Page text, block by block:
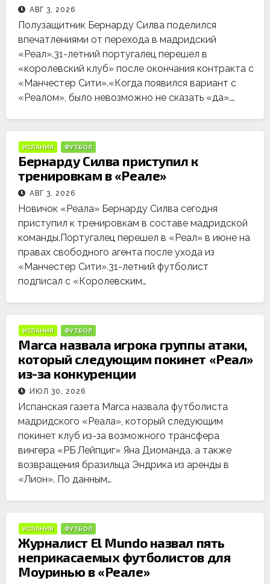
АВГ 3, 2026
Полузащитник Бернарду Силва поделился
впечатлениями от перехода в мадридский
«Реал».31-летний португалец перешел в
«королевский клуб» после окончания контракта с
«Манчестер Сити».«Когда появился вариант с
«Реалом», было невозможно не сказать «да».…
ИСПАНИЯ ФУТБОЛ
Бернарду Силва приступил к
тренировкам в «Реале»
АВГ 3, 2026
Новичок «Реала» Бернарду Силва сегодня
приступил к тренировкам в составе мадридской
команды.Португалец перешел в «Реал» в июне на
правах свободного агента после ухода из
«Манчестер Сити».31-летний футболист
подписал с «Королевским…
ИСПАНИЯ ФУТБОЛ
Marca назвала игрока группы атаки,
который следующим покинет «Реал»
из-за конкуренции
ИЮЛ 30, 2026
Испанская газета Marca назвала футболиста
мадридского «Реала», который следующим
покинет клуб из-за возможного трансфера
вингера «РБ Лейпциг» Яна Диоманда, а также
возвращения бразильца Эндрика из аренды в
«Лион». По данным…
ИСПАНИЯ ФУТБОЛ
Журналист El Mundo назвал пять
неприкасаемых футболистов для
Моуринью в «Реале»